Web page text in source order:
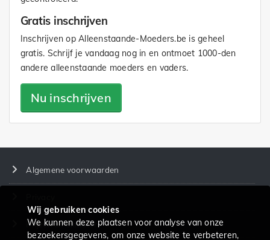
Gratis inschrijven
Inschrijven op Alleenstaande-Moeders.be is geheel
gratis. Schrijf je vandaag nog in en ontmoet 1000-den
andere alleenstaande moeders en vaders.
Nu inschrijven
Algemene voorwaarden
Prijzen en diensten
Wij gebruiken cookies
We kunnen deze plaatsen voor analyse van onze
bezoekersgegevens, om onze website te verbeteren,